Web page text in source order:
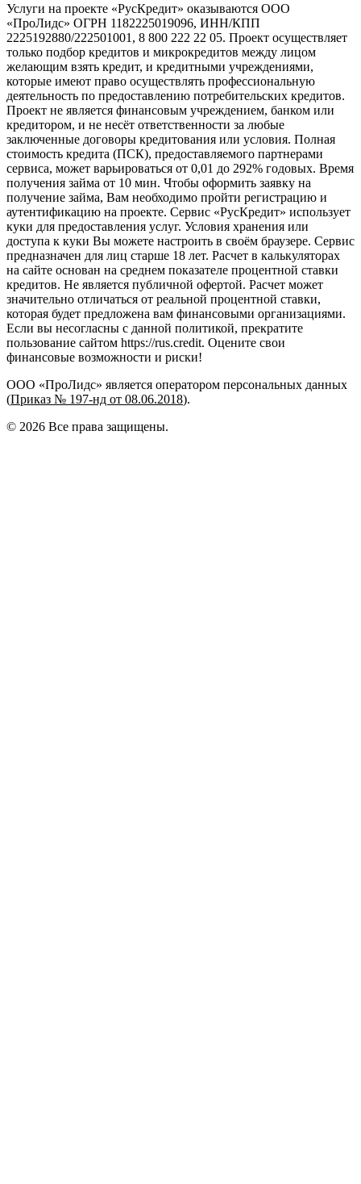
Услуги на проекте «РусКредит» оказываются ООО
«ПроЛидс» ОГРН 1182225019096, ИНН/КПП
2225192880/222501001, 8 800 222 22 05. Проект осуществляет
только подбор кредитов и микрокредитов между лицом
желающим взять кредит, и кредитными учреждениями,
которые имеют право осуществлять профессиональную
деятельность по предоставлению потребительских кредитов.
Проект не является финансовым учреждением, банком или
кредитором, и не несёт ответственности за любые
заключенные договоры кредитования или условия. Полная
стоимость кредита (ПСК), предоставляемого партнерами
сервиса, может варьироваться от 0,01 до 292% годовых. Время
получения займа от 10 мин. Чтобы оформить заявку на
получение займа, Вам необходимо пройти регистрацию и
аутентификацию на проекте. Сервис «РусКредит» использует
куки для предоставления услуг. Условия хранения или
доступа к куки Вы можете настроить в своём браузере. Сервис
предназначен для лиц старше 18 лет. Расчет в калькуляторах
на сайте основан на среднем показателе процентной ставки
кредитов. Не является публичной офертой. Расчет может
значительно отличаться от реальной процентной ставки,
которая будет предложена вам финансовыми организациями.
Если вы несогласны с данной политикой, прекратите
пользование сайтом https://rus.credit. Оцените свои
финансовые возможности и риски!
ООО «ПроЛидс» является оператором персональных данных
(Приказ № 197-нд от 08.06.2018).
© 2026 Все права защищены.